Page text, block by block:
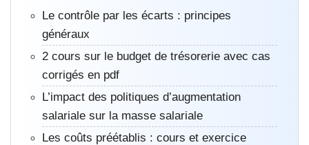
Le contrôle par les écarts : principes
généraux
2 cours sur le budget de trésorerie avec cas
corrigés en pdf
L’impact des politiques d’augmentation
salariale sur la masse salariale
Les coûts préétablis : cours et exercice